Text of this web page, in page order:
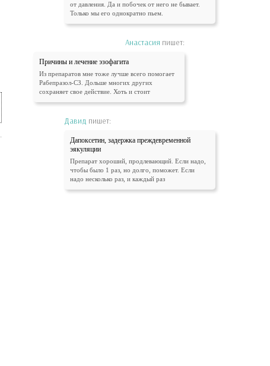
от давления. Да и побочек от него не бывает.
Только мы его однократно пьем.
Анастасия пишет:
Причины и лечение эзофагита
Из препаратов мне тоже лучше всего помогает
Рабепразол-СЗ. Дольше многих других
сохраняет свое действие. Хоть и стоит
Давид пишет:
Дапоксетин, задержка преждевременной
эякуляции
Препарат хороший, продлевающий. Если надо,
чтобы было 1 раз, но долго, поможет. Если
надо несколько раз, и каждый раз